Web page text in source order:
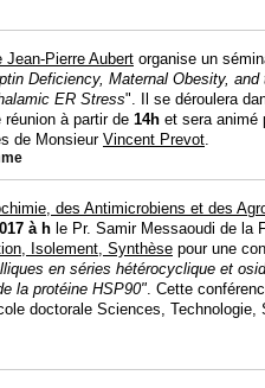
Jean-Pierre Aubert organise un
Deficiency, Maternal Obesity, and
ER Stress". Il se déroulera
à partir de 14h et sera animé
de MonsieurVincent Prevot.
des Antimicrobiens et des
à h le Pr. Samir Messaoudi de la
Isolement, Synthèse pour une
en séries hétérocyclique et
la protéine HSP90". Cette
doctorale Sciences, Technologie,